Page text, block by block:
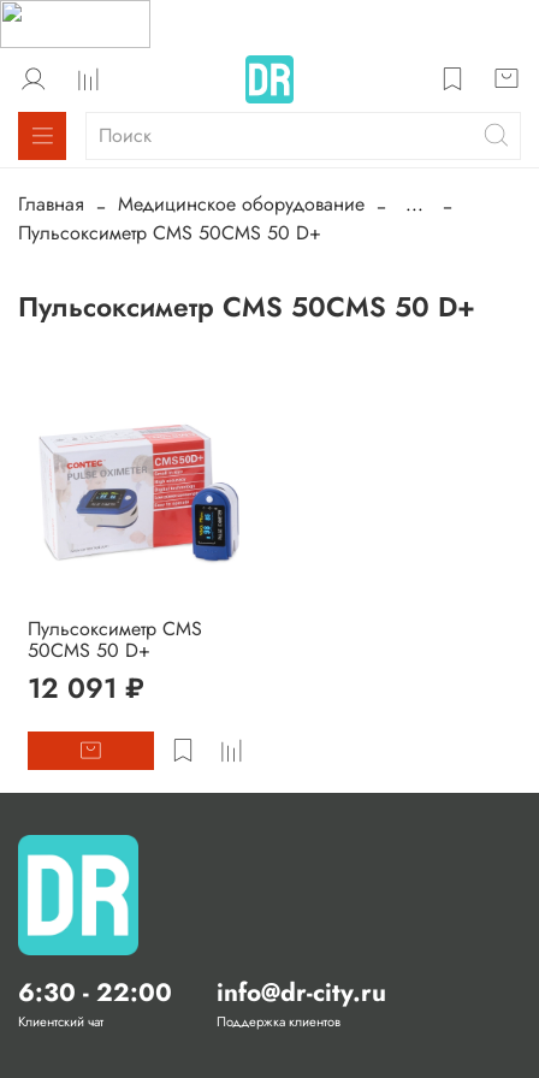
Главная Медицинское оборудование
...
Пульсоксиметр CMS 50CMS 50 D+
Пульсоксиметр CMS 50CMS 50 D+
Пульсоксиметр CMS
50CMS 50 D+
12 091 ₽
6:30 - 22:00
Клиентский чат
info@dr-city.ru
Поддержка клиентов